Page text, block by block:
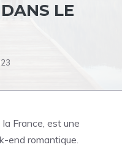
LE
la France, est une
end romantique.